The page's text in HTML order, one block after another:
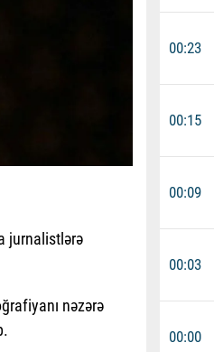
jurnalistlərə
nəzərə
00:23
00:15
00:09
00:03
00:00